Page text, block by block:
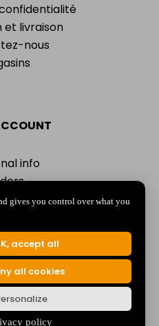
et livraison
nous
info
de confidentialité
gives you control over what you
accept all
all cookies
policy